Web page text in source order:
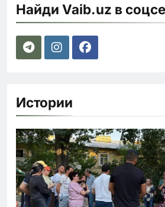
Найди Vaib.uz в
Истории